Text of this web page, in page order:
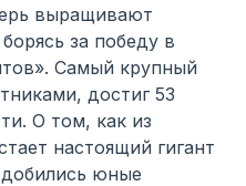
выращивают
за победу в
Самый крупный
достиг 53
О том, как из
настоящий гигант
добились юные